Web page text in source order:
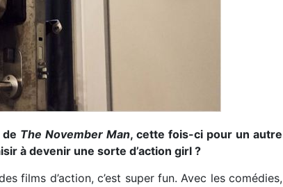
The November Man, cette fois-ci pour un autre
à devenir une sorte d’action girl ?
films d’action, c’est super fun. Avec les comédies,